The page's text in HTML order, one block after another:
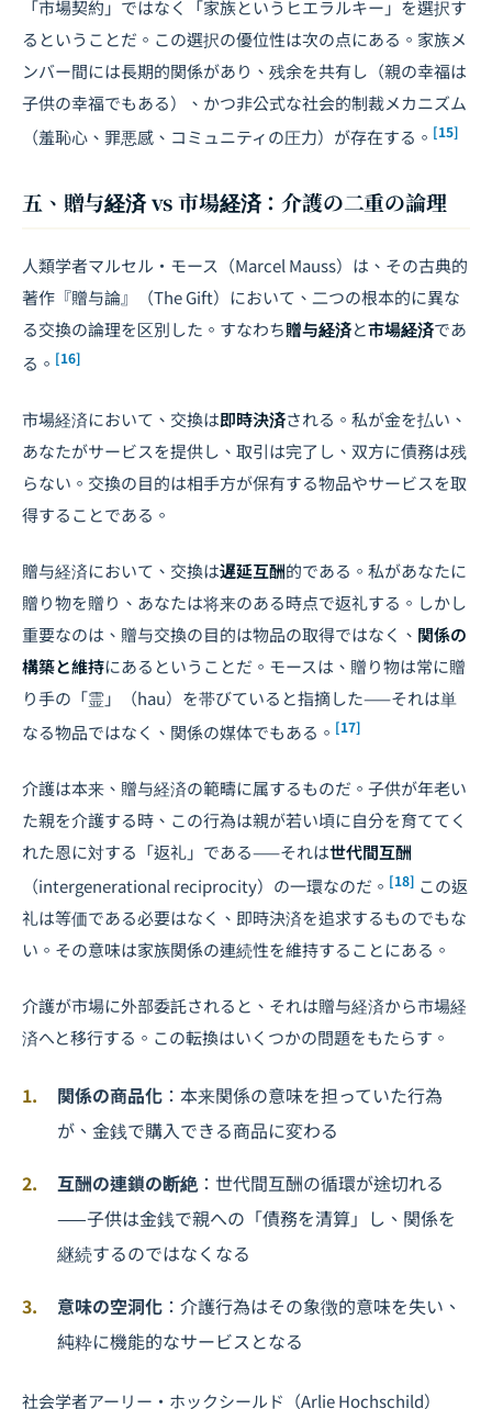
「市場契約」ではなく「家族というヒエラルキー」を選択す
るということだ。この選択の優位性は次の点にある。家族メ
ンバー間には長期的関係があり、残余を共有し（親の幸福は
子供の幸福でもある）、かつ非公式な社会的制裁メカニズム
（羞恥心、罪悪感、コミュニティの圧力）が存在する。 [15]
五、贈与経済 vs 市場経済：介護の二重の論理
人類学者マルセル・モース（Marcel Mauss）は、その古典的
著作『贈与論』（The Gift）において、二つの根本的に異な
る交換の論理を区別した。すなわち贈与経済と市場経済であ
る。 [16]
市場経済において、交換は即時決済される。私が金を払い、
あなたがサービスを提供し、取引は完了し、双方に債務は残
らない。交換の目的は相手方が保有する物品やサービスを取
得することである。
贈与経済において、交換は遅延互酬的である。私があなたに
贈り物を贈り、あなたは将来のある時点で返礼する。しかし
重要なのは、贈与交換の目的は物品の取得ではなく、 関係の
構築と維持にあるということだ。モースは、贈り物は常に贈
り手の「霊」（hau）を帯びていると指摘した——それは単
なる物品ではなく、関係の媒体でもある。 [17]
介護は本来、贈与経済の範疇に属するものだ。子供が年老い
た親を介護する時、この行為は親が若い頃に自分を育ててく
れた恩に対する「返礼」である——それは世代間互酬
（intergenerational reciprocity）の一環なのだ。 [18] この返
礼は等価である必要はなく、即時決済を追求するものでもな
い。その意味は家族関係の連続性を維持することにある。
介護が市場に外部委託されると、それは贈与経済から市場経
済へと移行する。この転換はいくつかの問題をもたらす。
関係の商品化 ：本来関係の意味を担っていた行為
が、金銭で購入できる商品に変わる
互酬の連鎖の断絶：世代間互酬の循環が途切れる
——子供は金銭で親への「債務を清算」し、関係を
継続するのではなくなる
意味の空洞化 ：介護行為はその象徴的意味を失い、
純粋に機能的なサービスとなる
社会学者アーリー・ホックシールド（Arlie Hochschild）